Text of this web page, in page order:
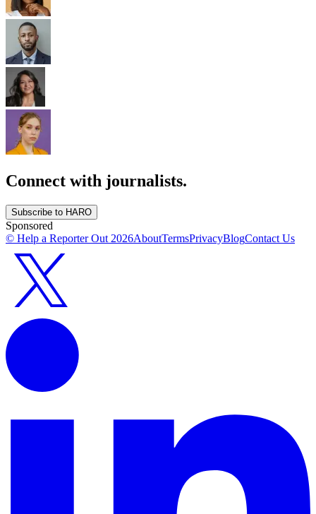
Connect with journalists.
Subscribe to HARO
Sponsored
© Help a Reporter Out 2026AboutTermsPrivacyBlogContact Us